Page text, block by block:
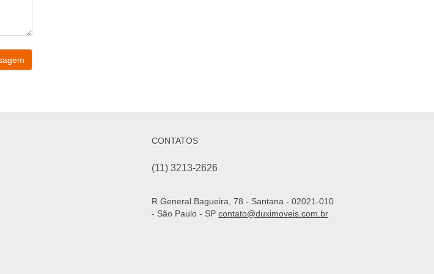
CONTATOS
(11) 3213-2626
R General Bagueira, 78 - Santana - 02021-010
- São Paulo - SP contato@duximoveis.com.br